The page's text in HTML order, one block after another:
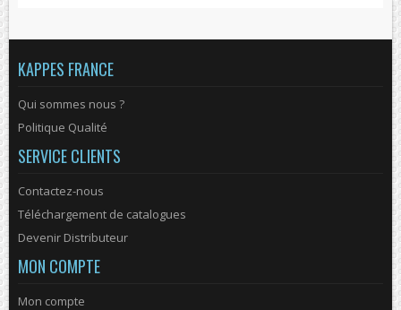
KAPPES FRANCE
Qui sommes nous ?
Politique Qualité
SERVICE CLIENTS
Contactez-nous
Téléchargement de catalogues
Devenir Distributeur
MON COMPTE
Mon compte